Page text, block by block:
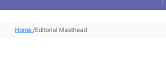
Home /Editorial Masthead